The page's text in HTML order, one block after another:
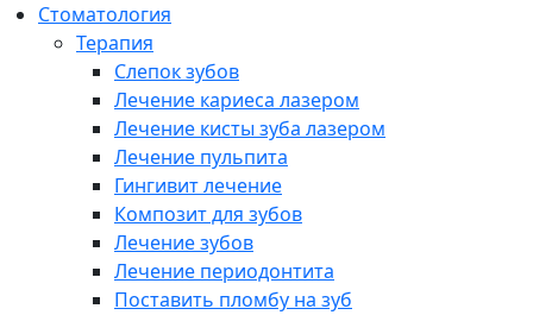
Cтоматология
Терапия
Слепок зубов
Лечение кариеса лазером
Лечение кисты зуба лазером
Лечение пульпита
Гингивит лечение
Композит для зубов
Лечение зубов
Лечение периодонтита
Поставить пломбу на зуб